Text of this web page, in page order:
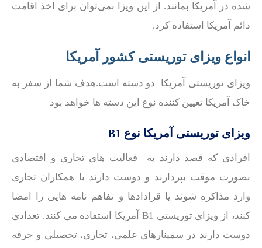
شده در آمریکا بمانند. از این ویزا نمی‌توان برای اخذ اقامت
دائم آمریکا استفاده کرد.
انواع ویزای توریستی کشور آمریکا
ویزای توریستی آمریکا دو دسته است.هدف شما از سفر به
خاک آمریکا تعیین کننده نوع این دسته ها خواهد بود
ویزای توریستی آمریکا نوع B1
افرادی که قصد دارند به فعالیت های تجاری و اقتصادی
بصورت موقت بپردازند و دوست دارند با همکاران تجاری
وارد مذاکره شوند یا قرادادها و تفاهم نامه هایی را امضا
کنند، از ویزای توریستی B1 آمریکا استفاده می کنند. تعدادی
دوست دارند در سمینارهای علمی، تجاری، تحصیلی و حرفه